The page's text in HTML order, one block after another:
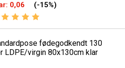
0,06 (-15%)
fødegodkendt 130
LDPE/virgin 80x130cm klar